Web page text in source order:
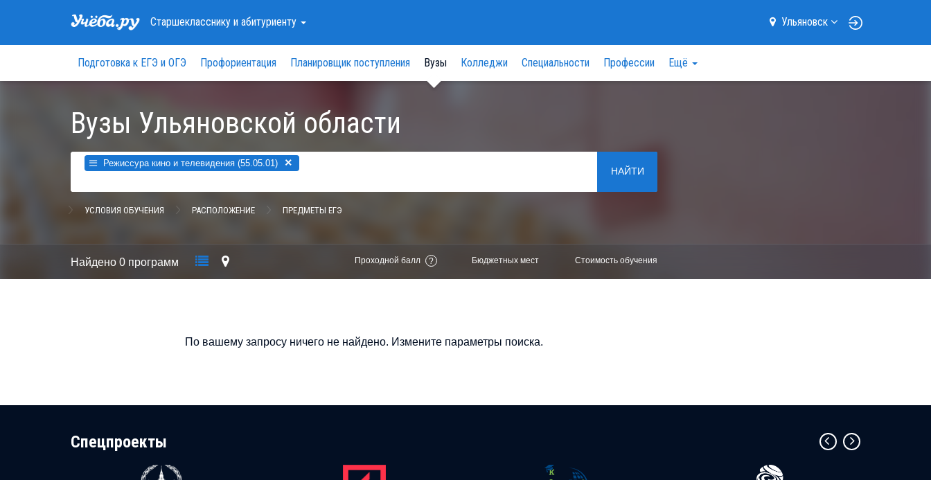
Старшеклассникуи абитуриенту Ульяновск
Подготовка к ЕГЭ и ОГЭ Профориентация Планировщик поступления Вузы Колледжи Специальности Профессии Ещё
Вузы Ульяновской области
Режиссура кино и телевидения (55.05.01) ×
НАЙТИ
УСЛОВИЯ ОБУЧЕНИЯ РАСПОЛОЖЕНИЕ ПРЕДМЕТЫ ЕГЭ
Найдено 0 программ Проходной балл ? Бюджетных мест Стоимость обучения
По вашему запросу ничего не найдено. Измените параметры поиска.
Cпецпроекты